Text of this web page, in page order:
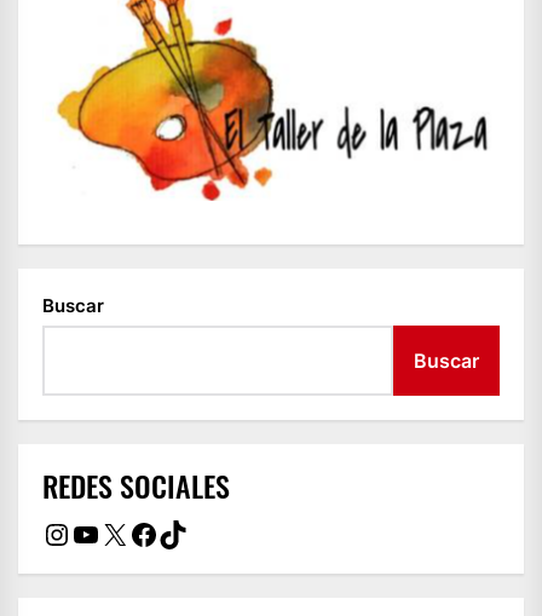
Buscar
Buscar
REDES SOCIALES
Instagram
YouTube
X Facebook
TikTok